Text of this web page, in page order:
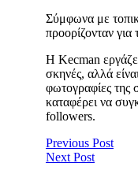
Σύμφωνα με
προορίζονταν
Η Kecman
σκηνές, αλλά
φωτογραφίες της
καταφέρει να
followers.
Previous Post
Next Post